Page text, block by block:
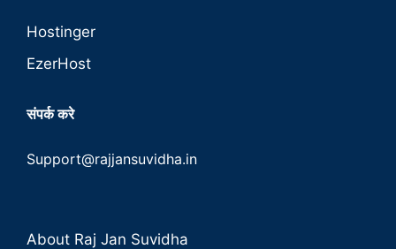
Hostinger
EzerHost
संपर्क करे
Support@rajjansuvidha.in
About Raj Jan Suvidha